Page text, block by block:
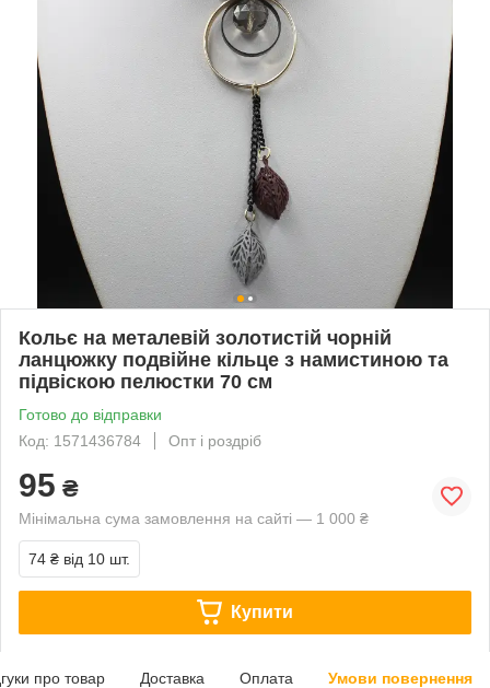
Кольє на металевій золотистій чорній
ланцюжку подвійне кільце з намистиною та
підвіскою пелюстки 70 см
Готово до відправки
Код: 1571436784
Опт і роздріб
95 ₴
Мінімальна сума замовлення на сайті — 1 000 ₴
74 ₴ від 10 шт.
Купити
про товар Доставка Оплата Умови повернення